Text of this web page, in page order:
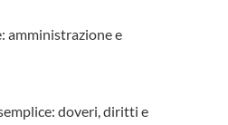
amministrazione e
doveri, diritti e